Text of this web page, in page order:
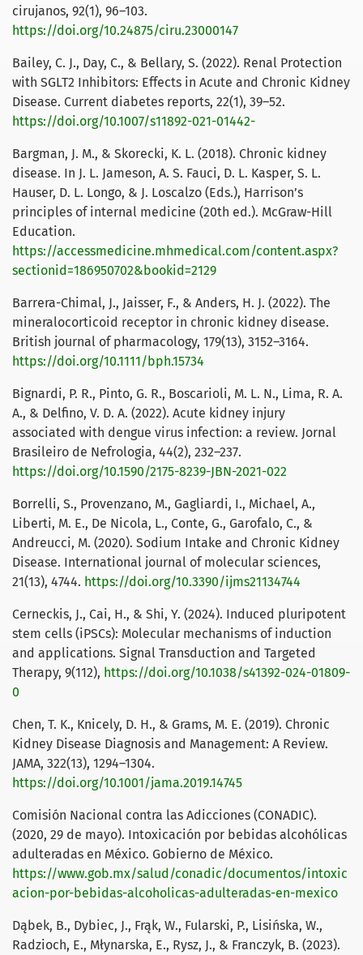
cirujanos, 92(1), 96–103.
https://doi.org/10.24875/ciru.23000147
Bailey, C. J., Day, C., & Bellary, S. (2022). Renal Protection
with SGLT2 Inhibitors: Effects in Acute and Chronic Kidney
Disease. Current diabetes reports, 22(1), 39–52.
https://doi.org/10.1007/s11892-021-01442-
Bargman, J. M., & Skorecki, K. L. (2018). Chronic kidney
disease. In J. L. Jameson, A. S. Fauci, D. L. Kasper, S. L.
Hauser, D. L. Longo, & J. Loscalzo (Eds.), Harrison’s
principles of internal medicine (20th ed.). McGraw-Hill
Education.
https://accessmedicine.mhmedical.com/content.aspx?
sectionid=186950702&bookid=2129
Barrera-Chimal, J., Jaisser, F., & Anders, H. J. (2022). The
mineralocorticoid receptor in chronic kidney disease.
British journal of pharmacology, 179(13), 3152–3164.
https://doi.org/10.1111/bph.15734
Bignardi, P. R., Pinto, G. R., Boscarioli, M. L. N., Lima, R. A.
A., & Delfino, V. D. A. (2022). Acute kidney injury
associated with dengue virus infection: a review. Jornal
Brasileiro de Nefrologia, 44(2), 232–237.
https://doi.org/10.1590/2175-8239-JBN-2021-022
Borrelli, S., Provenzano, M., Gagliardi, I., Michael, A.,
Liberti, M. E., De Nicola, L., Conte, G., Garofalo, C., &
Andreucci, M. (2020). Sodium Intake and Chronic Kidney
Disease. International journal of molecular sciences,
21(13), 4744. https://doi.org/10.3390/ijms21134744
Cerneckis, J., Cai, H., & Shi, Y. (2024). Induced pluripotent
stem cells (iPSCs): Molecular mechanisms of induction
and applications. Signal Transduction and Targeted
Therapy, 9(112), https://doi.org/10.1038/s41392-024-01809-
0
Chen, T. K., Knicely, D. H., & Grams, M. E. (2019). Chronic
Kidney Disease Diagnosis and Management: A Review.
JAMA, 322(13), 1294–1304.
https://doi.org/10.1001/jama.2019.14745
Comisión Nacional contra las Adicciones (CONADIC).
(2020, 29 de mayo). Intoxicación por bebidas alcohólicas
adulteradas en México. Gobierno de México.
https://www.gob.mx/salud/conadic/documentos/intoxic
acion-por-bebidas-alcoholicas-adulteradas-en-mexico
Dąbek, B., Dybiec, J., Frąk, W., Fularski, P., Lisińska, W.,
Radzioch, E., Młynarska, E., Rysz, J., & Franczyk, B. (2023).